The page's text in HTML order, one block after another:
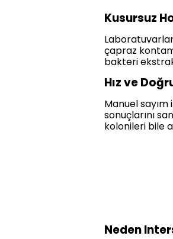
Kusursuz
çapraz
bakteri
Hız ve
Manuel
sonuçlarını
kolonileri bile
Neden